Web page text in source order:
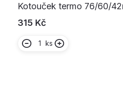
Kotouček termo 76/60/
315 Kč
ks